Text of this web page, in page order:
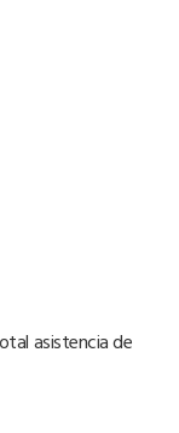
asistencia de